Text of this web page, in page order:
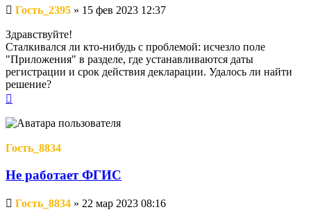
Непрочитанное
сообщение
Гость_2395 » 15 фев 2023 12:37
Здравствуйте!
Сталкивался ли кто-нибудь с проблемой: исчезло поле
"Приложения" в разделе, где устанавливаются даты
регистрации и срок действия декларации. Удалось ли найти
решение?
началу
Гость_8834
Не работает ФГИС
Непрочитанное
сообщение
Гость_8834 » 22 мар 2023 08:16